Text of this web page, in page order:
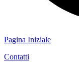
Pagina Iniziale
Contatti